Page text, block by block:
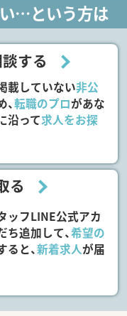
…という方は
する
載していない非公
、転職のプロがあな
沿って求人をお探
る
ッフLINE公式アカ
ち追加して、希望の
ると、新着求人が届